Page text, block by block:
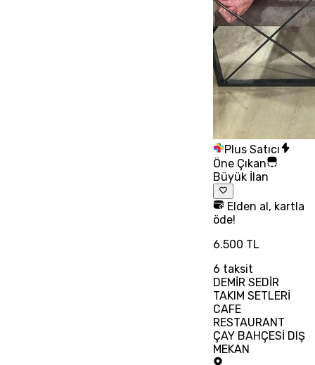
Plus Satıcı
Öne Çıkan
Büyük İlan
Elden al, kartla
öde!
6.500 TL
6 taksit
DEMİR SEDİR
TAKIM SETLERİ
CAFE
RESTAURANT
ÇAY BAHÇESİ DIŞ
MEKAN